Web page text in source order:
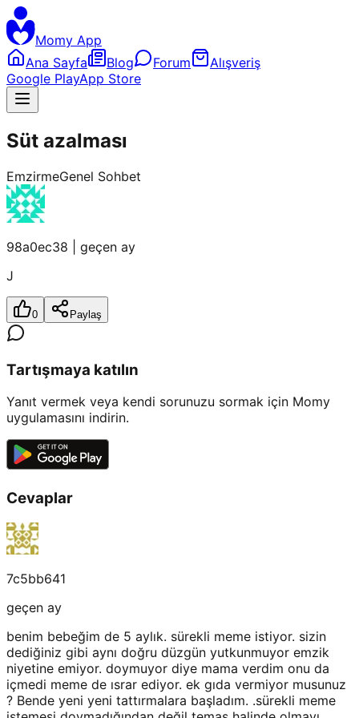
Momy App
Ana Sayfa
Blog Forum
Alışveriş
Google PlayApp Store
Süt azalması
EmzirmeGenel Sohbet
98a0ec38
geçen ay
J
0 Paylaş
Tartışmaya katılın
Yanıt vermek veya kendi sorunuzu sormak için Momy
uygulamasını indirin.
Cevaplar
7c5bb641
geçen ay
benim bebeğim de 5 aylık. sürekli meme istiyor. sizin
dediğiniz gibi aynı doğru düzgün yutkunmuyor emzik
niyetine emiyor. doymuyor diye mama verdim onu da
içmedi meme de ısrar ediyor. ek gıda vermiyor musunuz
? Bende yeni yeni tattırmalara başladım. .sürekli meme